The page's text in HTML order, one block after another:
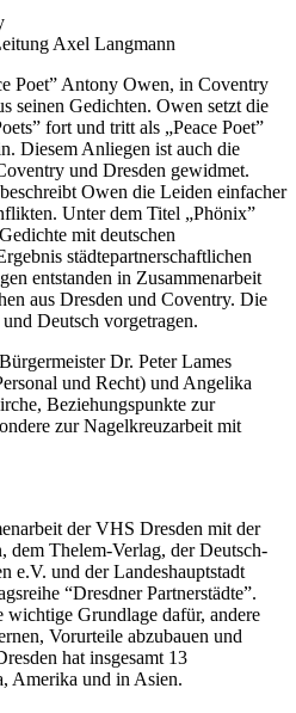
Axel Langmann
Poet” Antony Owen, in Coventry
seinen Gedichten. Owen setzt die
fort und tritt als „Peace Poet”
Diesem Anliegen ist auch die
und Dresden gewidmet.
Owen die Leiden einfacher
Unter dem Titel „Phönix”
mit deutschen
städtepartnerschaftlichen
entstanden in Zusammenarbeit
aus Dresden und Coventry. Die
Deutsch vorgetragen.
Dr. Peter Lames
und Recht) und Angelika
Beziehungspunkte zur
zur Nagelkreuzarbeit mit
der VHS Dresden mit der
dem Thelem-Verlag, der Deutsch-
e.V. und der Landeshauptstadt
“Dresdner Partnerstädte”.
wichtige Grundlage dafür, andere
Vorurteile abzubauen und
hat insgesamt 13
Amerika und in Asien.